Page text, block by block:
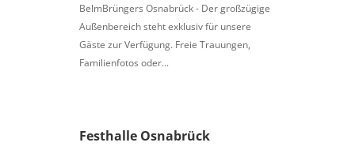
BelmBrüngers Osnabrück - Der großzügige
Außenbereich steht exklusiv für unsere
Gäste zur Verfügung. Freie Trauungen,
Familienfotos oder...
Festhalle Osnabrück